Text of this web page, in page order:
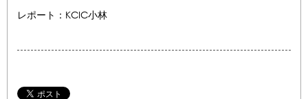
レポート：KCIC小林